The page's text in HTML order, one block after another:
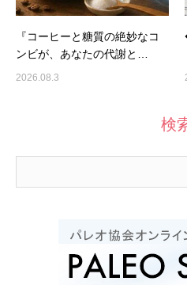
『コーヒーと糖質の絶妙なコ
ンビが、あなたの代謝と…
2026.08.3
検